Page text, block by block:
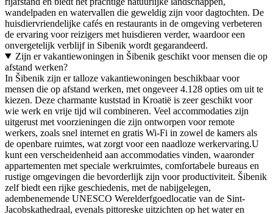
wandelpaden en watervallen die geweldig zijn voor dagtochten. De
huisdiervriendelijke cafés en restaurants in de omgeving verbeteren
de ervaring voor reizigers met huisdieren verder, waardoor een
onvergetelijk verblijf in Sibenik wordt gegarandeerd.
Zijn er vakantiewoningen in Šibenik geschikt voor mensen die op
afstand werken?
In Šibenik zijn er talloze vakantiewoningen beschikbaar voor
mensen die op afstand werken, met ongeveer 4.128 opties om uit te
kiezen. Deze charmante kuststad in Kroatië is zeer geschikt voor
wie werk en vrije tijd wil combineren. Veel accommodaties zijn
uitgerust met voorzieningen die zijn ontworpen voor remote
werkers, zoals snel internet en gratis Wi-Fi in zowel de kamers als
de openbare ruimtes, wat zorgt voor een naadloze werkervaring.U
kunt een verscheidenheid aan accommodaties vinden, waaronder
appartementen met speciale werkruimtes, comfortabele bureaus en
rustige omgevingen die bevorderlijk zijn voor productiviteit. Šibenik
zelf biedt een rijke geschiedenis, met de nabijgelegen,
adembenemende UNESCO Werelderfgoedlocatie van de Sint-
Jacobskathedraal, evenals pittoreske uitzichten op het water en